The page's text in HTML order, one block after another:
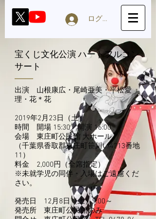
ログイン
宝くじ文化公演 ハートフルコン
サート
出演 山根康広・尾崎亜美・平松愛
理・花＊花
2019年2月23日（土）
時間 開場 15:30／開演 16:00
会場 東庄町公民館 大ホール
（千葉県香取郡東庄町笹川い4713番地
11）
料金 2,000円（全席指定）
※未就学児の同伴・入場はご遠慮くだ
さい。
発売日 12月8日（土）9:00～
発売所 東庄町公民館のみ